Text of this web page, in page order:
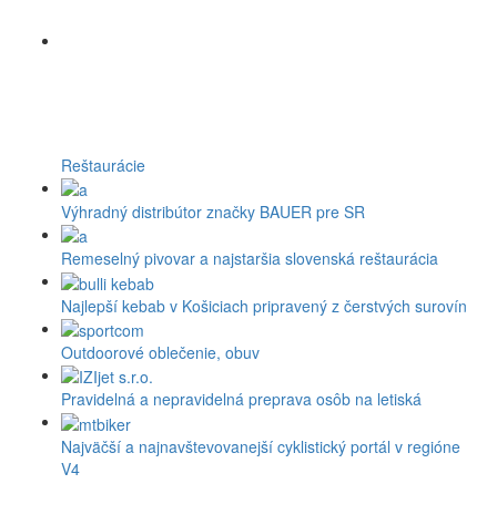
Reštaurácie
Výhradný distribútor značky BAUER pre SR
Remeselný pivovar a najstaršia slovenská reštaurácia
Najlepší kebab v Košiciach pripravený z čerstvých surovín
Outdoorové oblečenie, obuv
Pravidelná a nepravidelná preprava osôb na letiská
Najväčší a najnavštevovanejší cyklistický portál v regióne
V4